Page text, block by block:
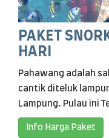
PAKET
HARI
Pahawang adalah
cantik diteluk
Lampung. Pulau ini
Info Harga Paket